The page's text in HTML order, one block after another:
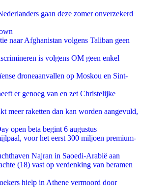
gaan deze zomer onverzekerd
naar Afghanistan volgens Taliban geen
is volgens OM geen enkel
droneaanvallen op Moskou en Sint-
er genoeg van en zet Christelijke
meer raketten dan kan worden aangevuld,
open beta begint 6 augustus
voor het eerst 300 miljoen premium-
Najran in Saoedi-Arabië aan
(18) vast op verdenking van beramen
hielp in Athene vermoord door